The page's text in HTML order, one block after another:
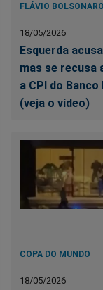
FLÁVIO BOLSONARO
18/05/2026
Esquerda
mas se recusa
a CPI do
(veja o vídeo)
COPA DO MUNDO
18/05/2026